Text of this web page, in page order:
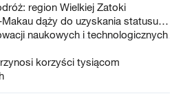
region Wielkiej Zatoki
dąży do uzyskania statusu
naukowych i technologicznych
korzyści tysiącom